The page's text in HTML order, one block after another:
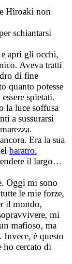
Hiroaki non
schiantarsi
aprì gli occhi,
Aveva tratti
di fine
quanto potesse
spietati.
la luce soffusa
a sussurarsi
Era la sua
baratro.
il largo…
Oggi mi sono
le mie forze,
il mondo,
mi
mafioso, ma
Invece, è questo
ho cercato di